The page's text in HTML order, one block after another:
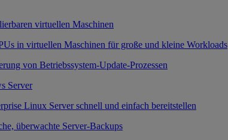
virtuellen Maschinen
in virtuellen Maschinen für große und kleine Workloads
von Betriebssystem-Update-Prozessen
Server
Linux Server schnell und einfach bereitstellen
überwachte Server-Backups